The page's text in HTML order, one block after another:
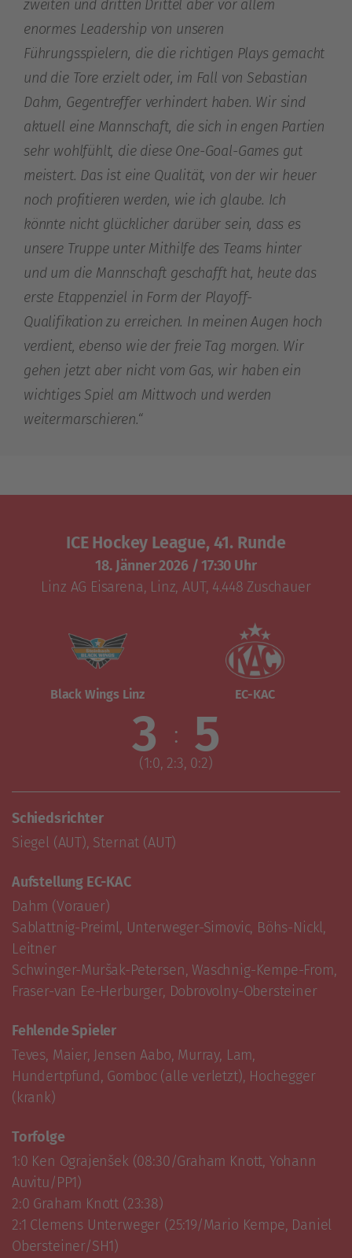
zweiten und dritten Drittel aber vor allem
enormes Leadership von unseren
Führungsspielern, die die richtigen Plays gemacht
und die Tore erzielt oder, im Fall von Sebastian
Dahm, Gegentreffer verhindert haben. Wir sind
aktuell eine Mannschaft, die sich in engen Partien
sehr wohlfühlt, die diese One-Goal-Games gut
meistert. Das ist eine Qualität, von der wir heuer
noch profitieren werden, wie ich glaube. Ich
könnte nicht glücklicher darüber sein, dass es
unsere Truppe unter Mithilfe des Teams hinter
und um die Mannschaft geschafft hat, heute das
erste Etappenziel in Form der Playoff-
Qualifikation zu erreichen. In meinen Augen hoch
verdient, ebenso wie der freie Tag morgen. Wir
gehen jetzt aber nicht vom Gas, wir haben ein
wichtiges Spiel am Mittwoch und werden
weitermarschieren.“
ICE Hockey League, 41. Runde
18. Jänner 2026/ 17:30 Uhr
Linz AG Eisarena, Linz, AUT, 4.448 Zuschauer
Black Wings Linz
3 : 5
(1:0, 2:3, 0:2)
EC-KAC
Schiedsrichter
Siegel (AUT), Sternat (AUT)
Aufstellung EC-KAC
Dahm (Vorauer)
Sablattnig-Preiml, Unterweger-Simovic, Böhs-Nickl,
Leitner
Schwinger-Muršak-Petersen, Waschnig-Kempe-From,
Fraser-van Ee-Herburger, Dobrovolny-Obersteiner
Fehlende Spieler
Teves, Maier, Jensen Aabo, Murray, Lam,
Hundertpfund, Gomboc (alle verletzt), Hochegger
(krank)
Torfolge
1:0 Ken Ograjenšek (08:30/Graham Knott, Yohann
Auvitu/PP1)
2:0 Graham Knott (23:38)
2:1 Clemens Unterweger (25:19/Mario Kempe, Daniel
Obersteiner/SH1)